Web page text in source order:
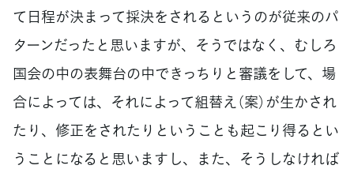
て日程が決まって採決をされるというのが従来のパ
ターンだったと思いますが、そうではなく、むしろ
国会の中の表舞台の中できっちりと審議をして、場
合によっては、それによって組替え（案）が生かされ
たり、修正をされたりということも起こり得るとい
うことになると思いますし、また、そうしなければ